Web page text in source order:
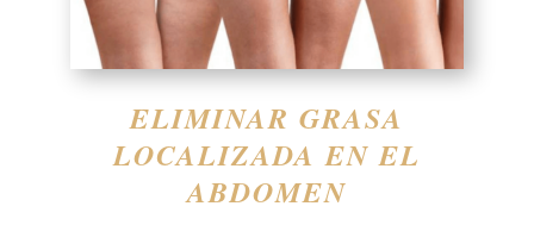
ELIMINAR GRASA
LOCALIZADA EN EL
ABDOMEN